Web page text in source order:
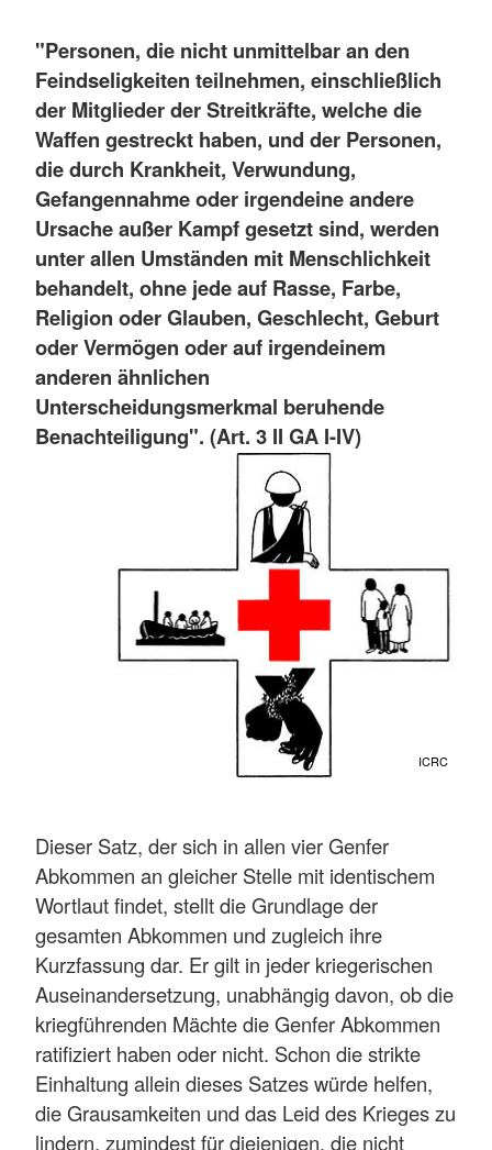
"Personen, die nicht unmittelbar an den
Feindseligkeiten teilnehmen, einschließlich
der Mitglieder der Streitkräfte, welche die
Waffen gestreckt haben, und der Personen,
die durch Krankheit, Verwundung,
Gefangennahme oder irgendeine andere
Ursache außer Kampf gesetzt sind, werden
unter allen Umständen mit Menschlichkeit
behandelt, ohne jede auf Rasse, Farbe,
Religion oder Glauben, Geschlecht, Geburt
oder Vermögen oder auf irgendeinem
anderen ähnlichen
Unterscheidungsmerkmal beruhende
Benachteiligung". (Art. 3 II GA I-IV)
ICRC
Dieser Satz, der sich in allen vier Genfer
Abkommen an gleicher Stelle mit identischem
Wortlaut findet, stellt die Grundlage der
gesamten Abkommen und zugleich ihre
Kurzfassung dar. Er gilt in jeder kriegerischen
Auseinandersetzung, unabhängig davon, ob die
kriegführenden Mächte die Genfer Abkommen
ratifiziert haben oder nicht. Schon die strikte
Einhaltung allein dieses Satzes würde helfen,
die Grausamkeiten und das Leid des Krieges zu
lindern, zumindest für diejenigen, die nicht